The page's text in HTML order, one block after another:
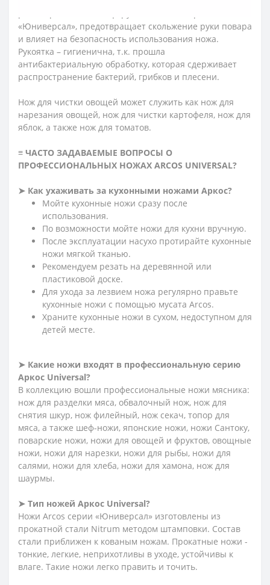
«Юниверсал», предотвращает скольжение руки повара
и влияет на безопасность использования ножа.
Рукоятка – гигиенична, т.к. прошла
антибактериальную обработку, которая сдерживает
распространение бактерий, грибков и плесени.
Нож для чистки овощей может служить как нож для
нарезания овощей, нож для чистки картофеля, нож для
яблок, а также нож для томатов.
≡ ЧАСТО ЗАДАВАЕМЫЕ ВОПРОСЫ О
ПРОФЕССИОНАЛЬНЫХ НОЖАХ ARCOS UNIVERSAL?
➤ Как ухаживать за кухонными ножами Аркос?
Мойте кухонные ножи сразу после
использования.
По возможности мойте ножи для кухни вручную.
После эксплуатации насухо протирайте кухонные
ножи мягкой тканью.
Рекомендуем резать на деревянной или
пластиковой доске.
Для ухода за лезвием ножа регулярно правьте
кухонные ножи с помощью мусата Arcos.
Храните кухонные ножи в сухом, недоступном для
детей месте.
➤ Какие ножи входят в профессиональную серию
Аркос Universal?
В коллекцию вошли профессиональные ножи мясника:
нож для разделки мяса, обвалочный нож, нож для
снятия шкур, нож филейный, нож секач, топор для
мяса, а также шеф-ножи, японские ножи, ножи Сантоку,
поварские ножи, ножи для овощей и фруктов, овощные
ножи, ножи для нарезки, ножи для рыбы, ножи для
салями, ножи для хлеба, ножи для хамона, нож для
шаурмы.
➤ Тип ножей Аркос Universal?
Ножи Arcos серии «Юниверсал» изготовлены из
прокатной стали Nitrum методом штамповки. Состав
стали приближен к кованым ножам. Прокатные ножи -
тонкие, легкие, неприхотливы в уходе, устойчивы к
влаге. Такие ножи легко править и точить.